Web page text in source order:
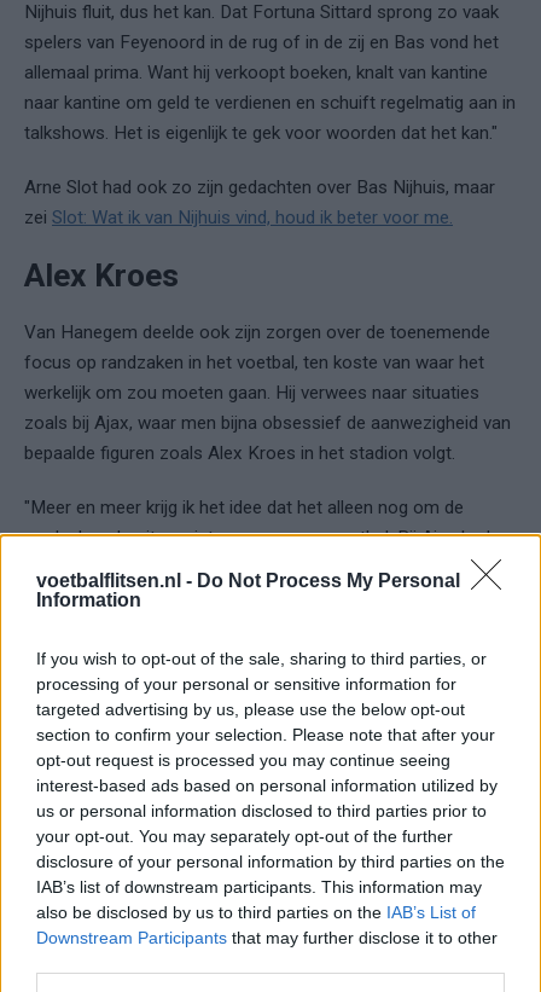
voetbalflitsen.nl - Do Not Process My Personal
Information
If you wish to opt-out of the sale, sharing to third parties, or
processing of your personal or sensitive information for
targeted advertising by us, please use the below opt-out
section to confirm your selection. Please note that after your
opt-out request is processed you may continue seeing
interest-based ads based on personal information utilized by
us or personal information disclosed to third parties prior to
your opt-out. You may separately opt-out of the further
disclosure of your personal information by third parties on the
IAB’s list of downstream participants. This information may
also be disclosed by us to third parties on the IAB’s List of
Downstream Participants that may further disclose it to other
Nijhuis fluit, dus het kan. Dat Fortuna Sittard sprong zo vaak
spelers van Feyenoord in de rug of in de zij en Bas vond het
allemaal prima. Want hij verkoopt boeken, knalt van kantine
naar kantine om geld te verdienen en schuift regelmatig aan in
talkshows. Het is eigenlijk te gek voor woorden dat het kan."
Arne Slot had ook zo zijn gedachten over Bas Nijhuis, maar
zei Slot: Wat ik van Nijhuis vind, houd ik beter voor me.
Alex Kroes
Van Hanegem deelde ook zijn zorgen over de toenemende
focus op randzaken in het voetbal, ten koste van waar het
werkelijk om zou moeten gaan. Hij verwees naar situaties
zoals bij Ajax, waar men bijna obsessief de aanwezigheid van
bepaalde figuren zoals Alex Kroes in het stadion volgt.
"Meer en meer krijg ik het idee dat het alleen nog om de
randzaken draait en niet meer om ons voetbal. Bij Ajax breken
ze de nek bijna om te zien of Alex Kroes wel in het stadion is.
En ja hoor, daar zat hij inderdaad weer. Stuurs naar het veld te
directielid van AZ en Go Ahead zat hij toch ook niet wekelijks
in het stadion? Je weet dat de camera’s je zullen volgen. En
dat wil je dan ook."In beeld: F-Side eist vertrek Van Praag en
Scorende Kökcü snoert monden bij Benfica
Ajax Feyenoord PSV
Fraser begint aan nieuwe uitdaging: oud-